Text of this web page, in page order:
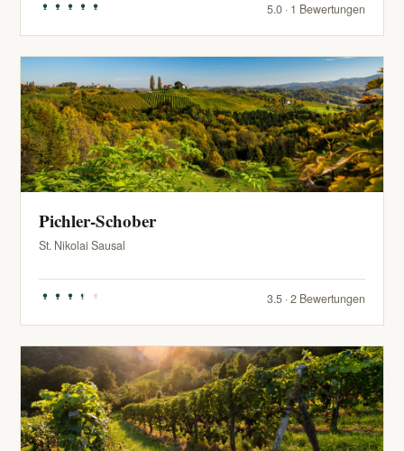
5.0 · 1 Bewertungen
Pichler-Schober
St. Nikolai Sausal
3.5 · 2 Bewertungen